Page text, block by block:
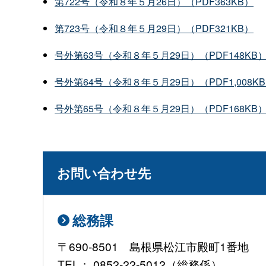
第723号（令和８年５月29日）（PDF321KB）
号外第63号（令和８年５月29日）（PDF148KB）
号外第64号（令和８年５月29日）（PDF1,008KB
号外第65号（令和８年５月29日）（PDF168KB）
お問い合わせ先
総務課
〒690-8501 島根県松江市殿町1番地